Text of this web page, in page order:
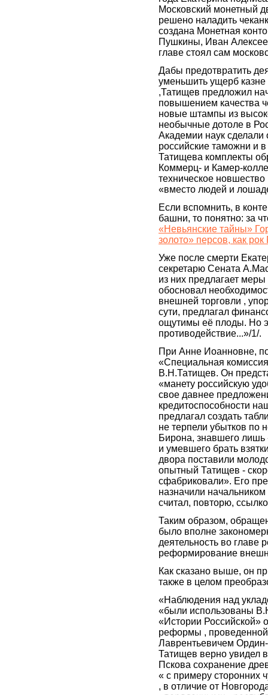
Московский монетный
решено наладить
создана Монетная
Пушкины, Иван
главе стоял сам
Дабы предотвратить
уменьшить ущерб
,Татищев предложил
повышением качества
новые штампы из
необычные дотоле в
Академии наук сделали
российские таможни и
Татищева комплекты
Коммерц- и Камер-
техническое
«вместо людей и
Если вспомнить, в
башни, то понятно: за
«Невьянские тайны»
золото» персов, как
Уже после смерти
секретарю Сената
из них предлагает
обосновал
внешней торговли ,
сути, предлагал
ощутимы её плоды. Но
противодействие...»/1/.
При Анне Иоанновне,
«Специальная
В.Н.Татищев. Он
«манету российскую
свое давнее
кредитоспособности
предлагал создать
не терпели убытков
Бирона, знавшего лишь
и умевшего брать
двора поставили
опытный Татищев -
сфабриковали». Его
назначили
считал, повторю,
Таким образом,
было вполне
деятельность во
реформирование
Как сказано выше, он
также в целом
«Наблюдения над
«были использованы
«Истории Российской»
реформы ,
Лаврентьевичем
Татищев верно увидел
Пскова сохранение
« с примеру сторонних
, в отличие от